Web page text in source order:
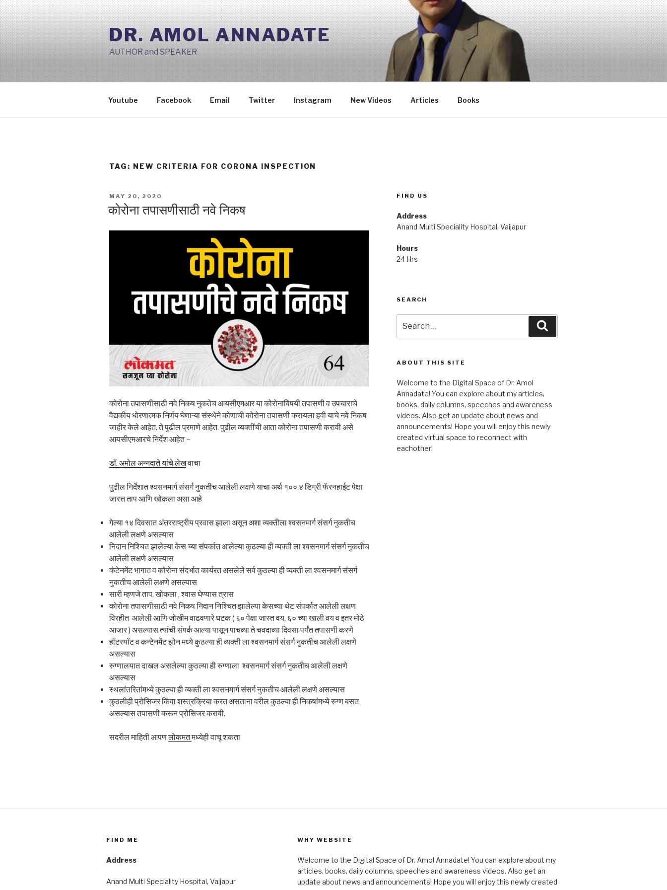
Skip
to
content
DR. AMOL ANNADATE
AUTHOR and SPEAKER
Youtube Facebook Email Twitter Instagram New Videos Articles Books
TAG: NEW CRITERIA FOR CORONA INSPECTION
POSTED
ON
MAY 20, 2020
कोरोना तपासणीसाठी नवे निकष
कोरोना तपासणीसाठी नवे निकष नुकतेच आयसीएमआर या कोरोनाविषयी तपासणी व उपचाराचे
वैद्यकीय धोरणात्मक निर्णय घेणाऱ्या संस्थेने कोणाची कोरोना तपासणी करायला हवी याचे नवे निकष
जाहीर केले आहेत. ते पुढील प्रमाणे आहेत. पुढील व्यक्तींची आता कोरोना तपासणी करावी असे
आयसीएमआरचे निर्देश आहेत –
डॉ. अमोल अन्नदाते यांचे लेखवाचा
पुढील निर्देशात श्वसनमार्ग संसर्ग नुकतीच आलेली लक्षणे याचा अर्थ १००.४ डिग्री फॅरनहाईट पेक्षा
जास्त ताप आणि खोकला असा आहे
गेल्या १४ दिवसात अंतरराष्ट्रीय प्रवास झाला असून अशा व्यक्तीला श्वसनमार्ग संसर्ग नुकतीच
आलेली लक्षणे असल्यास
निदान निश्चित झालेल्या केस च्या संपर्कात आलेल्या कुठल्या ही व्यक्ती ला श्वसनमार्ग संसर्ग नुकतीच
आलेली लक्षणे असल्यास
कंटेनमेंट भागात व कोरोना संदर्भात कार्यरत असलेले सर्व कुठल्या ही व्यक्ती ला श्वसनमार्ग संसर्ग
नुकतीच आलेली लक्षणे असल्यास
सारी म्हणजे ताप, खोकला , श्वास घेण्यास त्रास
कोरोना तपासणीसाठी नवे निकष निदान निश्चित झालेल्या केसच्या थेट संपर्कात आलेली लक्षण
विरहीत आलेली आणि जोखीम वाढवणारे घटक ( ६० पेक्षा जास्त वय, ६० च्या खाली वय व इतर मोठे
आजार ) असल्यास त्यांची संपर्क आल्या पासून पाचव्या ते चवदाव्या दिवसा पर्यंत तपासणी करणे
हॉटस्पॉट व कन्टेनमेंट झोन मध्ये कुठल्या ही व्यक्ती ला श्वसनमार्ग संसर्ग नुकतीच आलेली लक्षणे
असल्यास
रुग्णालयात दाखल असलेल्या कुठल्या ही रुग्णाला श्वसनमार्ग संसर्ग नुकतीच आलेली लक्षणे
असल्यास
स्थलांतरितांमध्ये कुठल्या ही व्यक्ती ला श्वसनमार्ग संसर्ग नुकतीच आलेली लक्षणे असल्यास
कुठलीही प्रोसिजर किंवा शस्त्रक्रिया करत असताना वरील कुठल्या ही निकषांमध्ये रुग्ण बसत
असल्यास तपासणी करून प्रोसिजर करावी.
सदरील माहिती आपणलोकमतमध्येही वाचू शकता
FIND US
Address
Anand Multi Speciality Hospital, Vaijapur
Hours
24 Hrs
SEARCH
for:
ABOUT THIS SITE
Welcome to the Digital Space of Dr. Amol
Annadate! You can explore about my articles,
books, daily columns, speeches and awareness
videos. Also get an update about news and
announcements! Hope you will enjoy this newly
created virtual space to reconnect with
eachother!
FIND ME
Address
Anand Multi Speciality Hospital, Vaijapur
WHY WEBSITE
Welcome to the Digital Space of Dr. Amol Annadate! You can explore about my
articles, books, daily columns, speeches and awareness videos. Also get an
update about news and announcements! Hope you will enjoy this newly created